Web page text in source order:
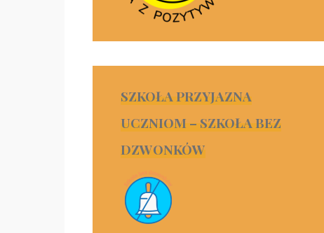
SZKOŁA PRZYJAZNA
UCZNIOM – SZKOŁA BEZ
DZWONKÓW